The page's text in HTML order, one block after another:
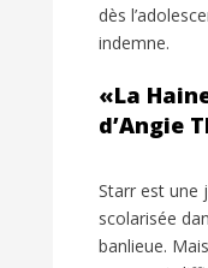
dès
indemne.
«La
d’Angie
Starr est une
scolarisée
banlieue.